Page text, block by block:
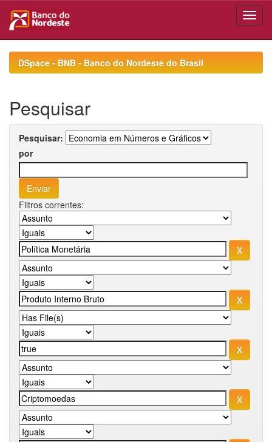
navigationDSpace - BNB - Banco do Nordeste do Brasil
Pesquisar
Pesquisar:
por
Filtros correntes: